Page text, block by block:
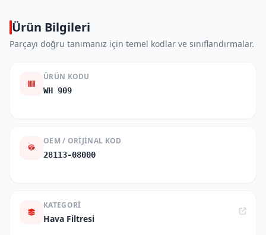
Ürün Bilgileri
Parçayı doğru tanımanız için temel kodlar ve sınıflandırmalar.
ÜRÜN KODU
WH 909
OEM / ORIJINAL KOD
28113-08000
KATEGORI
Hava Filtresi